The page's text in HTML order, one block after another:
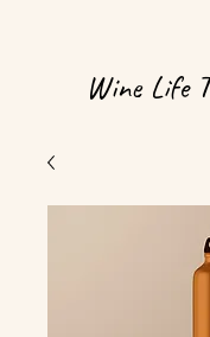
Wine Life